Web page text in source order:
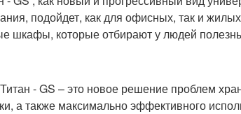
подойдет, как для офисных, так и
шкафы, которые отбирают у людей
- GS – это новое решение проблем
а также максимально эффективного